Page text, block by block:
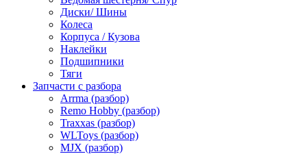
Диски/ Шины
Колеса
Корпуса / Кузова
Наклейки
Подшипники
Тяги
Запчасти с разбора
Arrma (разбор)
Remo Hobby (разбор)
Traxxas (разбор)
WLToys (разбор)
MJX (разбор)